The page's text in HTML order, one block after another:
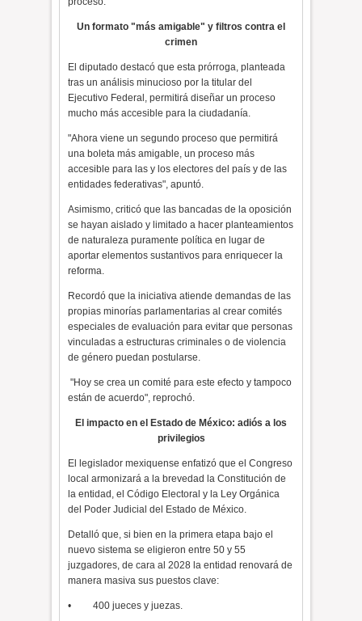
Un formato "más amigable" y filtros contra el
crimen
El diputado destacó que esta prórroga, planteada
tras un análisis minucioso por la titular del
Ejecutivo Federal, permitirá diseñar un proceso
mucho más accesible para la ciudadanía.
"Ahora viene un segundo proceso que permitirá
una boleta más amigable, un proceso más
accesible para las y los electores del país y de las
entidades federativas", apuntó.
Asimismo, criticó que las bancadas de la oposición
se hayan aislado y limitado a hacer planteamientos
de naturaleza puramente política en lugar de
aportar elementos sustantivos para enriquecer la
reforma.
Recordó que la iniciativa atiende demandas de las
propias minorías parlamentarias al crear comités
especiales de evaluación para evitar que personas
vinculadas a estructuras criminales o de violencia
de género puedan postularse.
"Hoy se crea un comité para este efecto y tampoco
están de acuerdo", reprochó.
El impacto en el Estado de México: adiós a los
privilegios
El legislador mexiquense enfatizó que el Congreso
local armonizará a la brevedad la Constitución de
la entidad, el Código Electoral y la Ley Orgánica
del Poder Judicial del Estado de México.
Detalló que, si bien en la primera etapa bajo el
nuevo sistema se eligieron entre 50 y 55
juzgadores, de cara al 2028 la entidad renovará de
manera masiva sus puestos clave:
• 400 jueces y juezas.